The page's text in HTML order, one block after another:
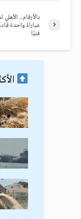
بالأرقام.. الأهلي
مباراة واحدة
فنيًا